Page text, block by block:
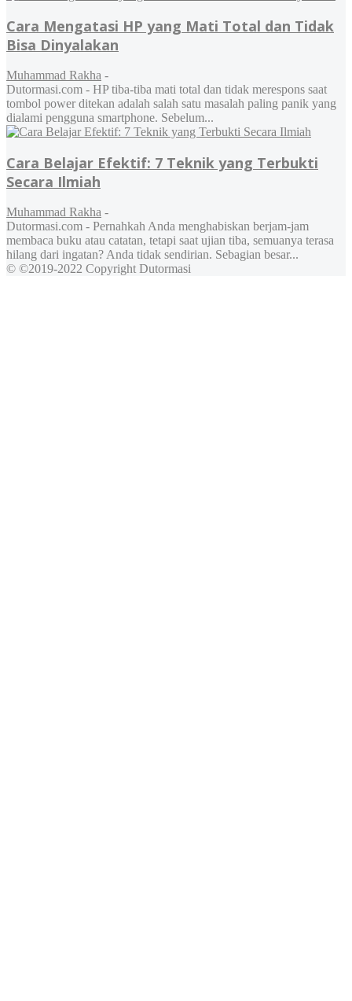
Cara Mengatasi HP yang Mati Total dan Tidak
Bisa Dinyalakan
Muhammad Rakha -
Dutormasi.com - HP tiba-tiba mati total dan tidak merespons saat
tombol power ditekan adalah salah satu masalah paling panik yang
dialami pengguna smartphone. Sebelum...
Cara Belajar Efektif: 7 Teknik yang Terbukti
Secara Ilmiah
Muhammad Rakha -
Dutormasi.com - Pernahkah Anda menghabiskan berjam-jam
membaca buku atau catatan, tetapi saat ujian tiba, semuanya terasa
hilang dari ingatan? Anda tidak sendirian. Sebagian besar...
© ©2019-2022 Copyright Dutormasi